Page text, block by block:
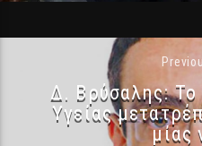
Δ. Βρύσαλης: Το
Υγείας
μίας